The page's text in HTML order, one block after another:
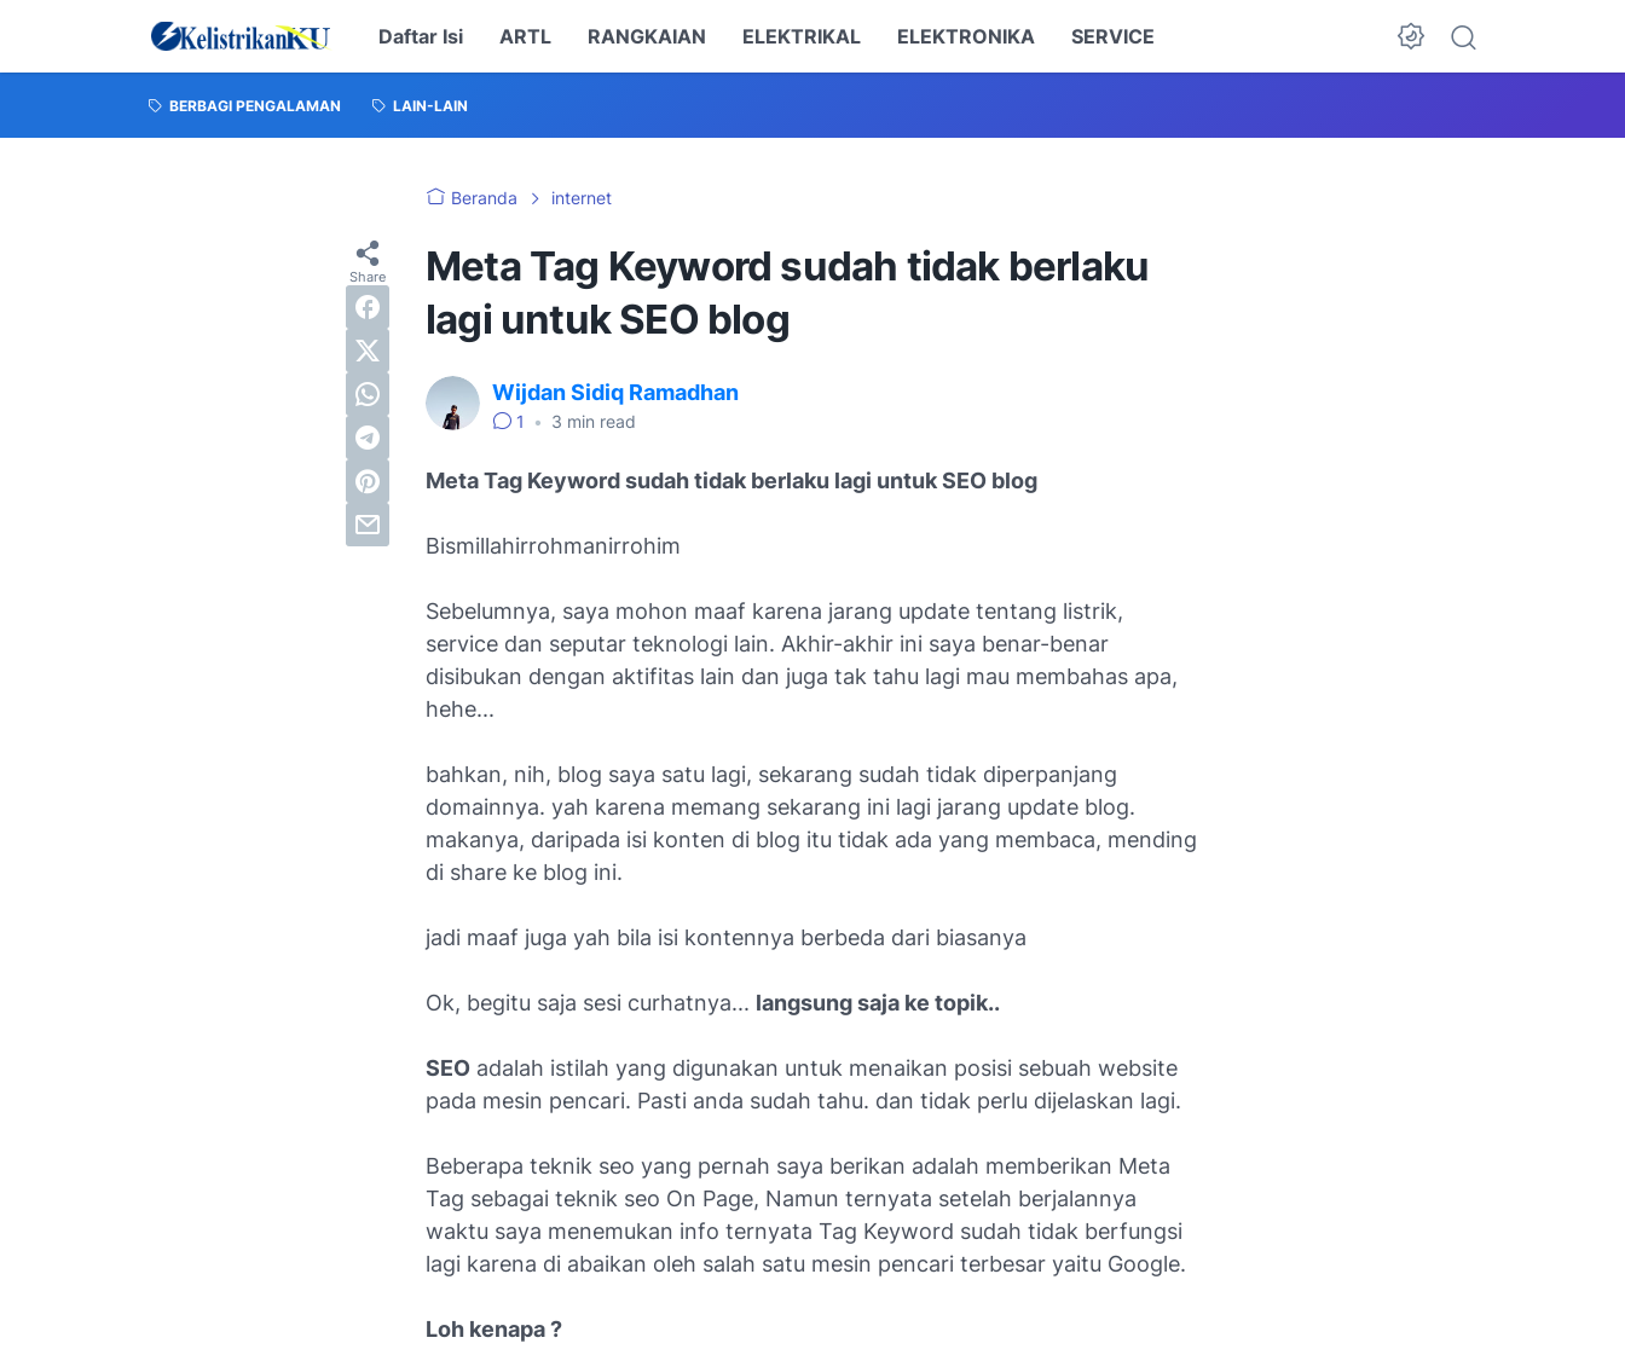
Daftar Isi ARTL RANGKAIAN ELEKTRIKAL ELEKTRONIKA SERVICE
BERBAGI PENGALAMAN LAIN-LAIN
Beranda internet
Meta Tag Keyword sudah tidak berlaku
lagi untuk SEO blog
Wijdan Sidiq Ramadhan
1 • 3 min read
Meta Tag Keyword sudah tidak berlaku lagi untuk SEO blog
Bismillahirrohmanirrohim
Sebelumnya, saya mohon maaf karena jarang update tentang listrik,
service dan seputar teknologi lain. Akhir-akhir ini saya benar-benar
disibukan dengan aktifitas lain dan juga tak tahu lagi mau membahas apa,
hehe...
bahkan, nih, blog saya satu lagi, sekarang sudah tidak diperpanjang
domainnya. yah karena memang sekarang ini lagi jarang update blog.
makanya, daripada isi konten di blog itu tidak ada yang membaca, mending
di share ke blog ini.
jadi maaf juga yah bila isi kontennya berbeda dari biasanya
Ok, begitu saja sesi curhatnya... langsung saja ke topik..
SEO adalah istilah yang digunakan untuk menaikan posisi sebuah website
pada mesin pencari. Pasti anda sudah tahu. dan tidak perlu dijelaskan lagi.
Beberapa teknik seo yang pernah saya berikan adalah memberikan Meta
Tag sebagai teknik seo On Page, Namun ternyata setelah berjalannya
waktu saya menemukan info ternyata Tag Keyword sudah tidak berfungsi
lagi karena di abaikan oleh salah satu mesin pencari terbesar yaitu Google.
Loh kenapa ?